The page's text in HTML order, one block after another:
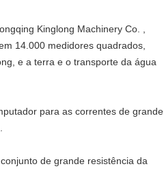
Kinglong Machinery Co. ,
14.000 medidores quadrados,
e a terra e o transporte da água
para as correntes de grande
de grande resistência da